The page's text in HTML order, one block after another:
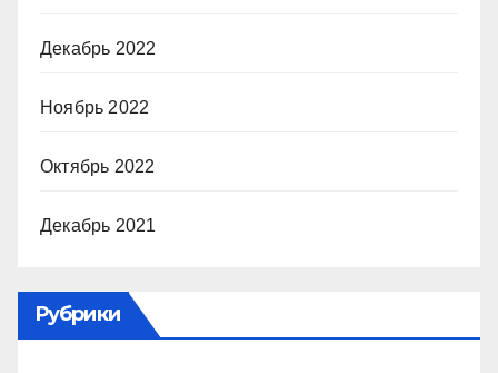
Декабрь 2022
Ноябрь 2022
Октябрь 2022
Декабрь 2021
Рубрики